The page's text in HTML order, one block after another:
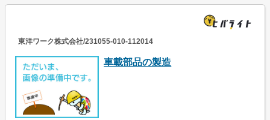
東洋ワーク株式会社/231055-010-112014
車載部品の製造